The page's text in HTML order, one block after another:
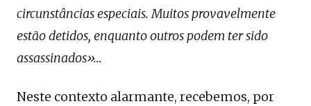
circunstâncias especiais. Muitos provavelmente
estão detidos, enquanto outros podem ter sido
assassinados»…
Neste contexto alarmante, recebemos, por